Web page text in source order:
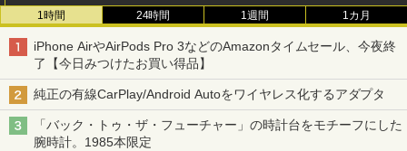
1時間 24時間 1週間 1カ月
iPhone AirやAirPods Pro 3などのAmazonタイムセール、今夜終
了【今日みつけたお買い得品】
純正の有線CarPlay/Android Autoをワイヤレス化するアダプタ
「バック・トゥ・ザ・フューチャー」の時計台をモチーフにした
腕時計。1985本限定